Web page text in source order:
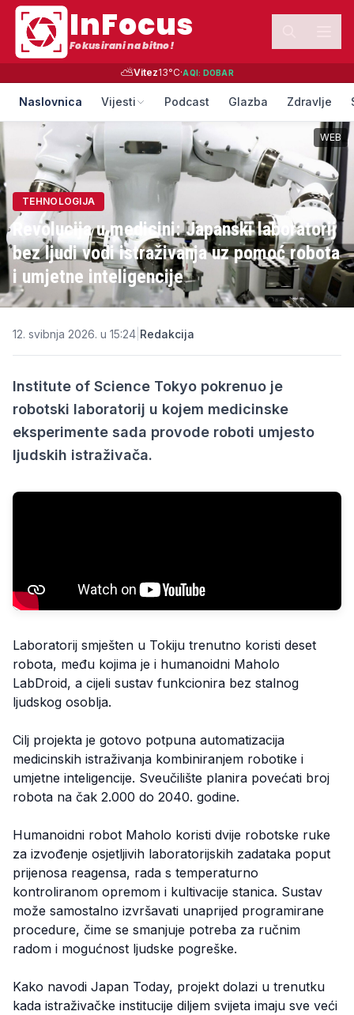
InFocus
Fokusirani na bitno!
⛅Vitez13°C·AQI: DOBAR
Naslovnica Vijesti Podcast Glazba Zdravlje
TEHNOLOGIJA
Revolucija u medicini: Japanski laboratorij
bez ljudi vodi istraživanja uz pomoć robota
i umjetne inteligencije
WEB
12. svibnja 2026. u 15:24 Redakcija
Institute of Science Tokyo pokrenuo je
robotski laboratorij u kojem medicinske
eksperimente sada provode roboti umjesto
ljudskih istraživača.
Laboratorij smješten u Tokiju trenutno koristi deset
robota, među kojima je i humanoidni Maholo
LabDroid, a cijeli sustav funkcionira bez stalnog
ljudskog osoblja.
Cilj projekta je gotovo potpuna automatizacija
medicinskih istraživanja kombiniranjem robotike i
umjetne inteligencije. Sveučilište planira povećati broj
robota na čak 2.000 do 2040. godine.
Humanoidni robot Maholo koristi dvije robotske ruke
za izvođenje osjetljivih laboratorijskih zadataka poput
prijenosa reagensa, rada s temperaturno
kontroliranom opremom i kultivacije stanica. Sustav
može samostalno izvršavati unaprijed programirane
procedure, čime se smanjuje potreba za ručnim
radom i mogućnost ljudske pogreške.
Kako navodi Japan Today, projekt dolazi u trenutku
kada istraživačke institucije diljem svijeta imaju sve veći